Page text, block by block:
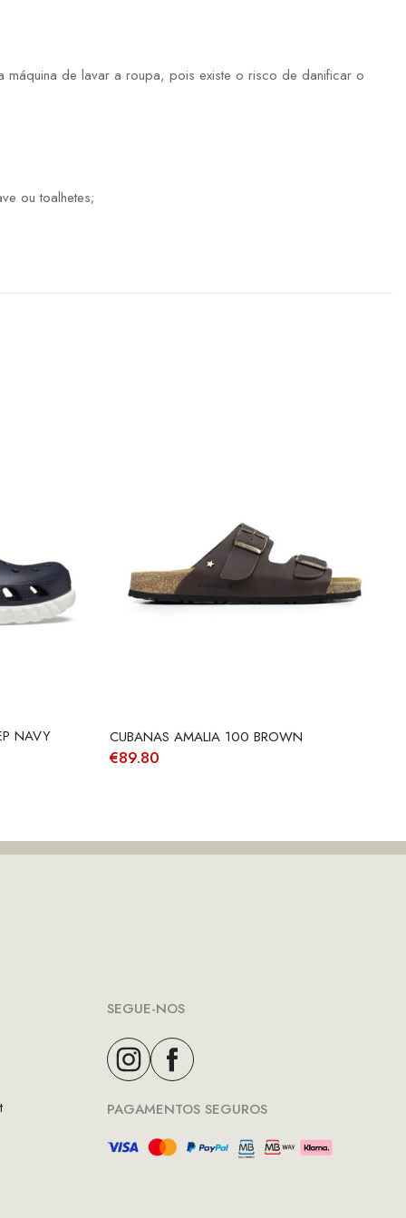
máquina de lavar a roupa, pois existe o risco de danificar o
ou toalhetes;
NAVY
CUBANAS AMALIA 100 BROWN
€89.80
SEGUE-NOS
PAGAMENTOS SEGUROS